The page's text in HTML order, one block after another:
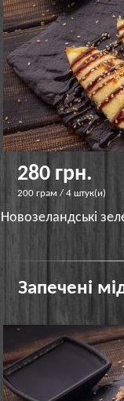
280 грн.
200 грам / 4 штук(и)
Новозеландські
Запечені